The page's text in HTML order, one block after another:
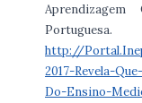
http://
2017-Revela-
Do-Ensino-